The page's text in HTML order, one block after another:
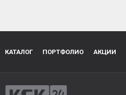
КАТАЛОГ ПОРТФОЛИО АКЦИИ